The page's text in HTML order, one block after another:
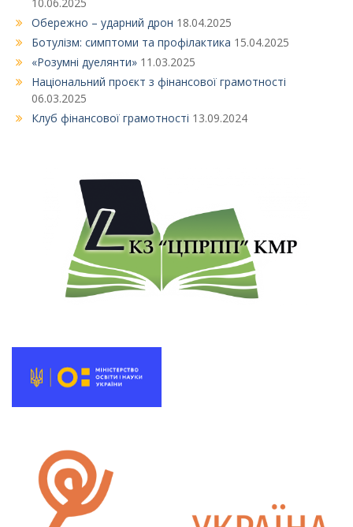
10.06.2025
Обережно – ударний дрон 18.04.2025
Ботулізм: симптоми та профілактика 15.04.2025
«Розумні дуелянти» 11.03.2025
Національний проєкт з фінансової грамотності
06.03.2025
Клуб фінансової грамотності 13.09.2024